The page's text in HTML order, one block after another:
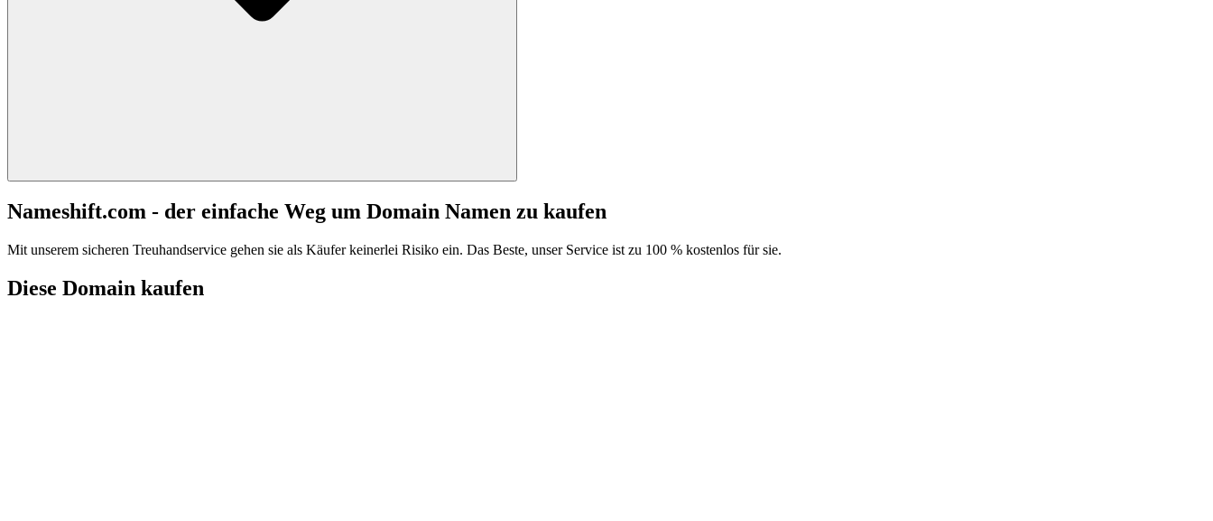
Nameshift.com - der einfache Weg um Domain Namen zu kaufen
Mit unserem sicheren Treuhandservice gehen sie als Käufer keinerlei Risiko ein. Das Beste, unser Service ist zu 100 % kostenlos für sie.
Diese Domain kaufen